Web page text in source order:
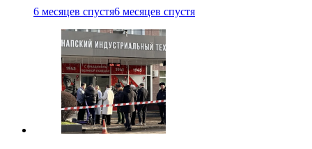
6 месяцев спустя6 месяцев спустя